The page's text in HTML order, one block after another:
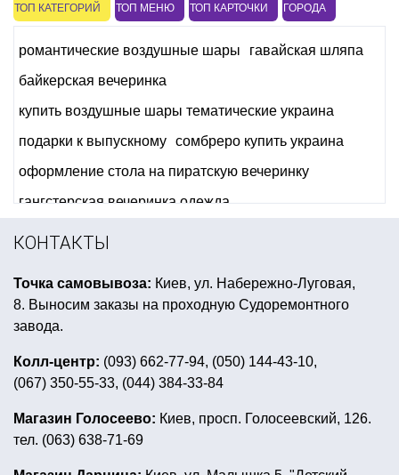
ТОП КАТЕГОРИЙ ТОП МЕНЮ ТОП КАРТОЧКИ ГОРОДА
романтические воздушные шары
гавайская шляпа
байкерская вечеринка
купить воздушные шары тематические украина
подарки к выпускному сомбреро купить украина
оформление стола на пиратскую вечеринку
гангстерская вечеринка одежда
тарелки на новый год
универсальные воздушные шары
декорации в морском стиле
пастельные воздушные шары
украшение стола на halloween
сервировка праздничного стола 8 марта
КОНТАКТЫ
Точка самовывоза: Киев, ул. Набережно-Луговая,
8. Выносим заказы на проходную Судоремонтного
завода.
Колл-центр: (093) 662-77-94, (050) 144-43-10,
(067) 350-55-33, (044) 384-33-84
Магазин Голосеево: Киев, просп. Голосеевский, 126.
тел. (063) 638-71-69